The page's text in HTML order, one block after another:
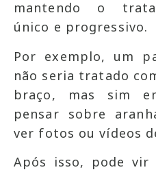
mantendo o
único e progressivo.
Por exemplo, um
não seria tratado
braço, mas sim
pensar sobre
ver fotos ou vídeos
Após isso, pode vir